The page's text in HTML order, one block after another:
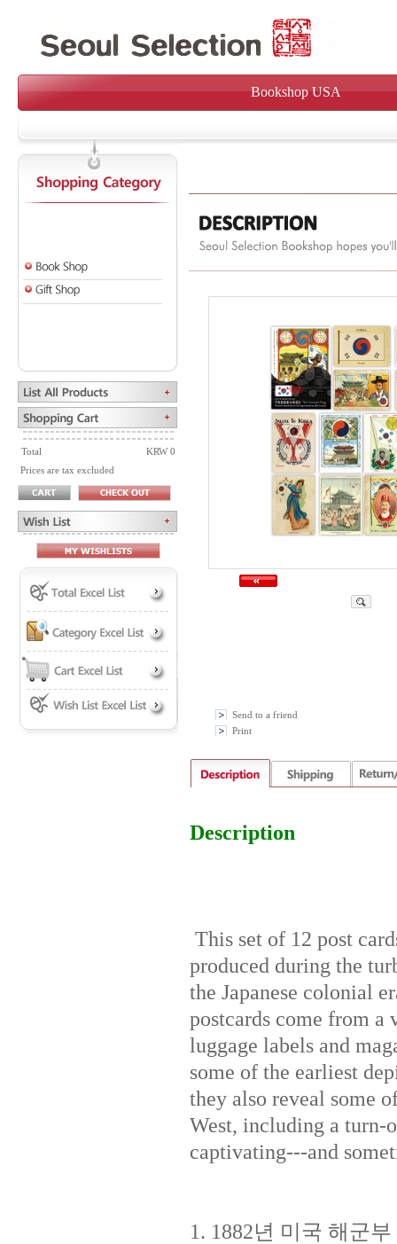
Bookshop USA
Total
KRW 0
Prices are tax excluded
Send to a friend
Print
Description
This set of 12 post
produced during the
the Japanese colonial
postcards come from a
luggage labels and
some of the earliest
they also reveal some
West, including a turn-
captivating---and
1. 1882년 미국 해군